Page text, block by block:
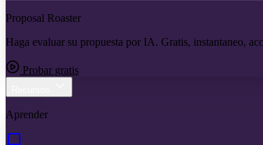
Proposal Roaster
Haga evaluar su propuesta por IA. Gratis, instantaneo,
Probar gratis
Aprender